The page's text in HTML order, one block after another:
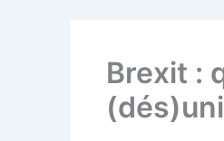
Brexit :